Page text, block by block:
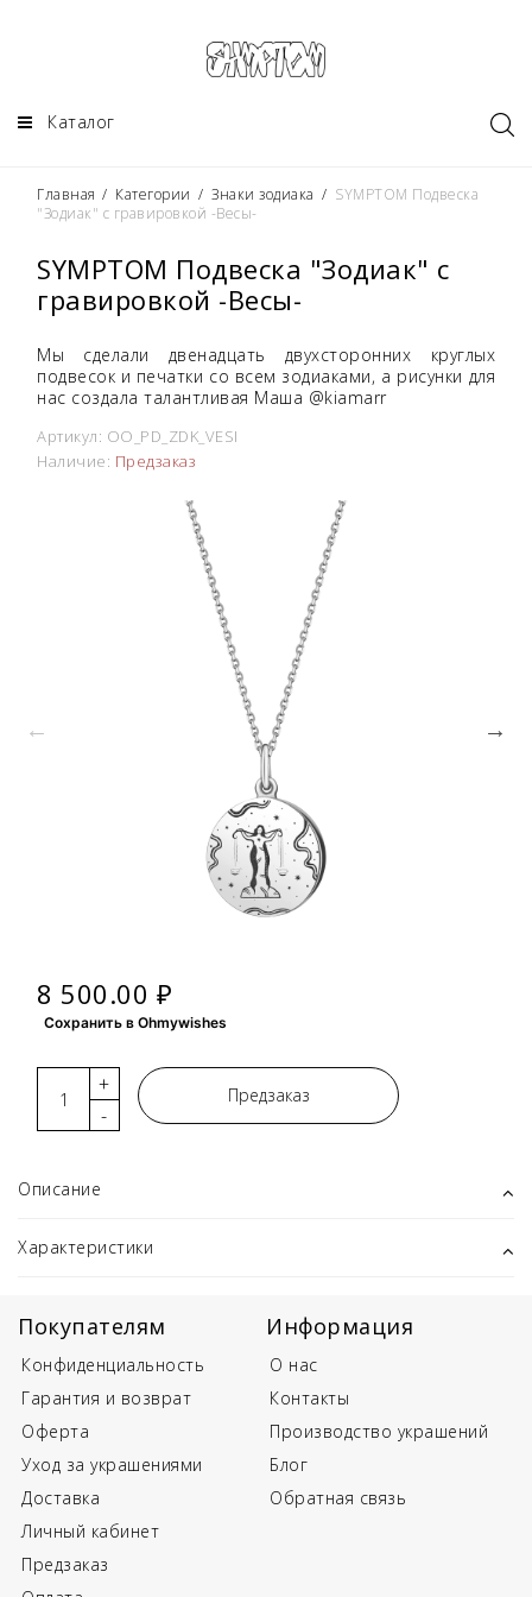
Каталог
Главная / Категории / Знаки зодиака / SYMPTOM Подвеска
"Зодиак" с гравировкой -Весы-
SYMPTOM Подвеска "Зодиак" с
гравировкой -Весы-
Мы сделали двенадцать двухсторонних круглых
подвесок и печатки со всем зодиаками, а рисунки для
нас создала талантливая Маша @kiamarr
Артикул: OO_PD_ZDK_VESI
Наличие: Предзаказ
8 500.00 ₽
Сохранить в Ohmywishes
-
+ Предзаказ
Описание
Характеристики
Покупателям
Конфиденциальность
Гарантия и возврат
Оферта
Уход за украшениями
Доставка
Личный кабинет
Предзаказ
Информация
О нас
Контакты
Производство украшений
Блог
Обратная связь